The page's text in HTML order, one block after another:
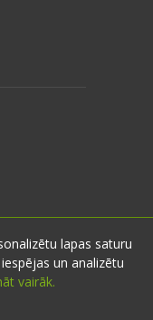
lapas saturu
un analizētu
vairāk.